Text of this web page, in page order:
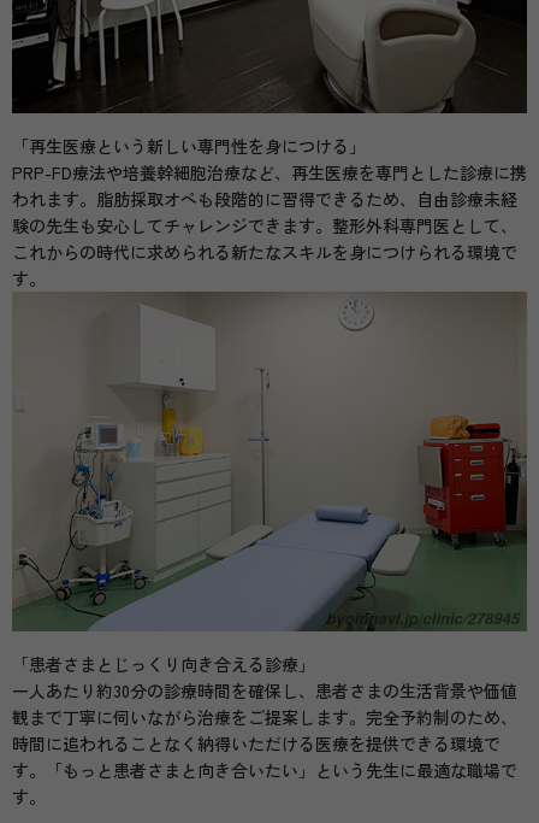
「再生医療という新しい専門性を身につける」
PRP-FD療法や培養幹細胞治療など、再生医療を専門とした診療に携
われます。脂肪採取オペも段階的に習得できるため、自由診療未経
験の先生も安心してチャレンジできます。整形外科専門医として、
これからの時代に求められる新たなスキルを身につけられる環境で
す。
「患者さまとじっくり向き合える診療」
一人あたり約30分の診療時間を確保し、患者さまの生活背景や価値
観まで丁寧に伺いながら治療をご提案します。完全予約制のため、
時間に追われることなく納得いただける医療を提供できる環境で
す。「もっと患者さまと向き合いたい」という先生に最適な職場で
す。